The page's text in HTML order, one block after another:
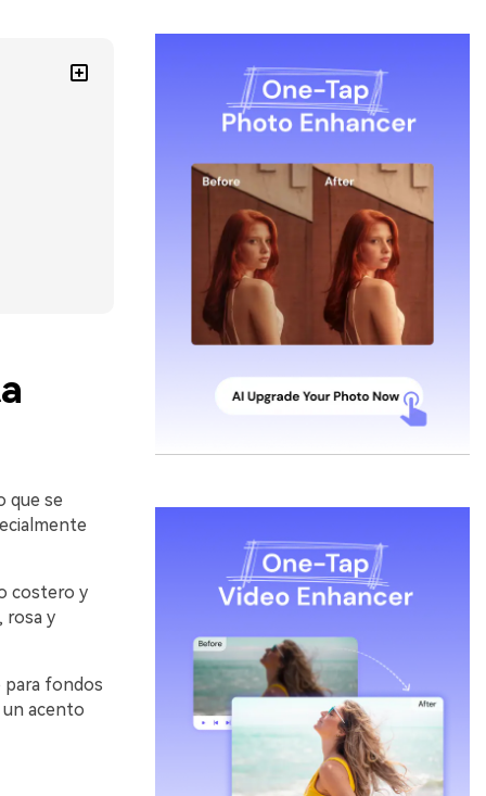
que se
costero y
rosa y
para fondos
acento